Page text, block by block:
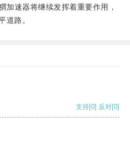
速器将继续发挥着重要作用，
道路。
支持[0] 反对[0]